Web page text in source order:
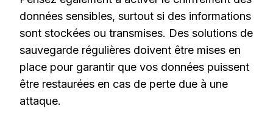
données sensibles, surtout si des informations
sont stockées ou transmises. Des solutions de
sauvegarde régulières doivent être mises en
place pour garantir que vos données puissent
être restaurées en cas de perte due à une
attaque.